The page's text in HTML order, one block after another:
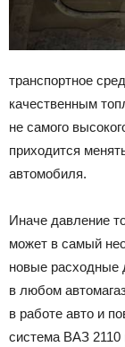
транспортное
качественным
не самого
приходится
автомобиля.
Иначе давление
может в самый
новые расходные
в любом
в работе авто и
система ВАЗ 2110